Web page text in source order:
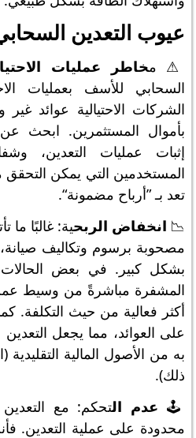
عيوب التعدين
⚠️ مخاطر عمليات
السحابي للأسف بعمليات
الشركات الاحتيالية عوائد
بأموال المستثمرين. ابحث
إثبات عمليات التعدين،
المستخدمين التي يمكن
تعد بـ ”أرباح مضمونة“.
📉 انخفاض الربحية: غالبًا ما
مصحوبة برسوم وتكاليف
بشكل كبير. في بعض
المشفرة مباشرةً من وسيط
أكثر فعالية من حيث التكلفة.
على العوائد، مما يجعل التعدين
به من الأصول المالية
ذلك).
🕹 ️ عدم التحكم: مع
محدودة على عملية التعدين.